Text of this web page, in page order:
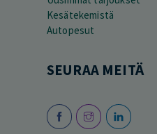
Kesätekemistä
Autopesut
SEURAA MEITÄ